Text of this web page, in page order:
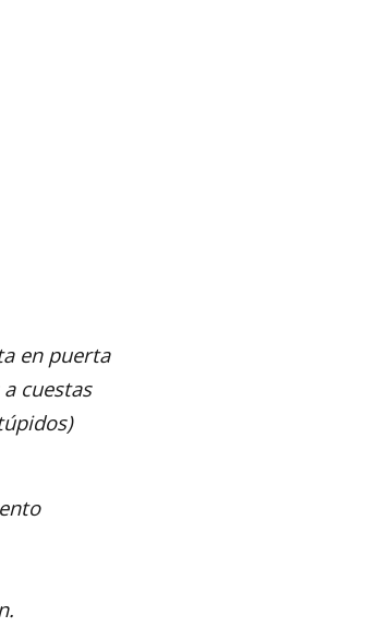
en puerta
cuestas